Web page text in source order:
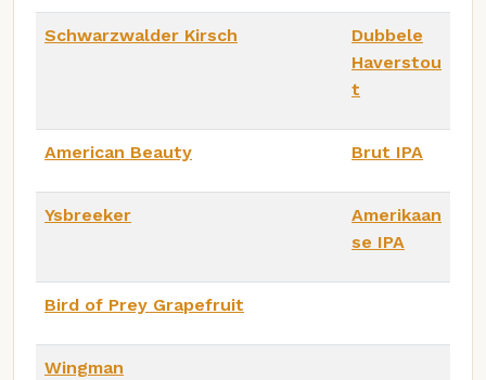
Schwarzwalder Kirsch
Dubbele
Haverstou
t
American Beauty Brut IPA
Ysbreeker
Amerikaan
se IPA
Bird of Prey Grapefruit
Wingman